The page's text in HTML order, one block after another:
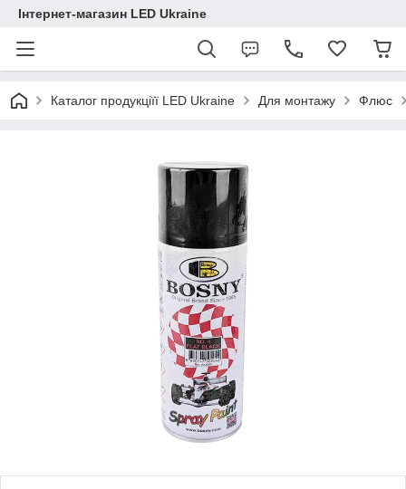
Інтернет-магазин LED Ukraine
Каталог продукціїї LED Ukraine Для монтажу Флюс